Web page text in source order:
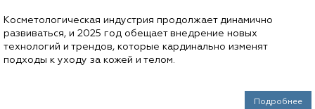
Косметологическая индустрия продолжает динамично
развиваться, и 2025 год обещает внедрение новых
технологий и трендов, которые кардинально изменят
подходы к уходу за кожей и телом.
Подробнее